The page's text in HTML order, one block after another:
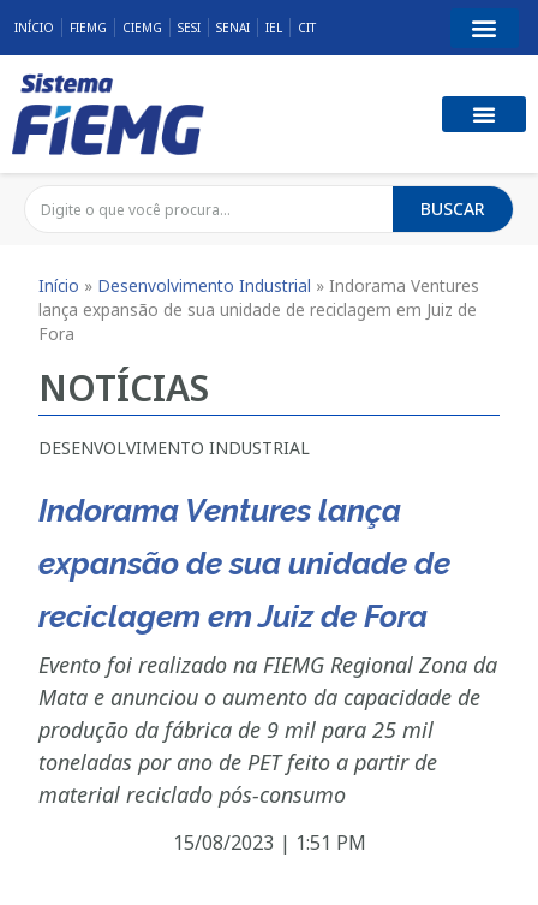
INÍCIO FIEMG CIEMG SESI SENAI IEL CIT
BUSCAR
Início » Desenvolvimento Industrial »Indorama Ventures
lança expansão de sua unidade de reciclagem em Juiz de
Fora
NOTÍCIAS
DESENVOLVIMENTO INDUSTRIAL
Indorama Ventures lança
expansão de sua unidade de
reciclagem em Juiz de Fora
Evento foi realizado na FIEMG Regional Zona da
Mata e anunciou o aumento da capacidade de
produção da fábrica de 9 mil para 25 mil
toneladas por ano de PET feito a partir de
material reciclado pós-consumo
15/08/2023 | 1:51 PM